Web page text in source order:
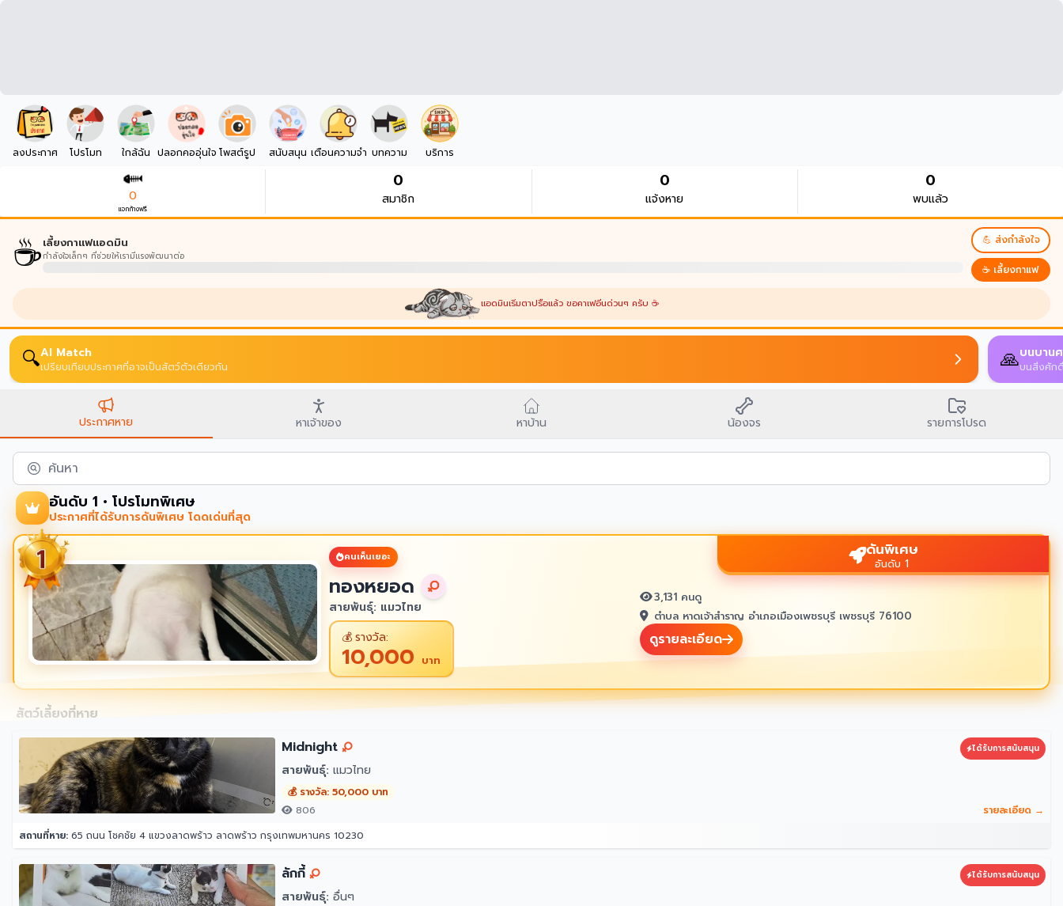
ลงประกาศ โปรโมท ใกล้ฉัน ปลอกคออุ่นใจ โพสต์รูป สนับสนุน เตือนความจำ บทความ บริการ
0
แจกก้างฟรี
0
สมาชิก
0
แจ้งหาย
0
พบแล้ว
☕เลี้ยงกาแฟแอดมิน
กำลังใจเล็กๆ ที่ช่วยให้เรามีแรงพัฒนาต่อ
💪 ส่งกำลังใจ
☕ เลี้ยงกาแฟ
แอดมินเริ่มตาปรือแล้ว ขอคาเฟอีนด่วนๆ ครับ ☕
🙏บนสิ่งศักดิ์สิทธิ์ขอพร
ประกาศหาย หาเจ้าของ หาบ้าน น้องจร รายการโปรด
ค้นหา
อันดับ 1 • โปรโมทพิเศษ
ประกาศที่ได้รับการดันพิเศษ โดดเด่นที่สุด
คนเห็นเยอะ
ทองหยอด
สายพันธุ์: แมวไทย
💰 รางวัล:
10,000 บาท
ดันพิเศษ
อันดับ 1
3,131 คนดู
ตำบล หาดเจ้าสำราญ อำเภอเมืองเพชรบุรี เพชรบุรี 76100
ดูรายละเอียด
สัตว์เลี้ยงที่หาย
Midnight
ได้รับการสนับสนุน
สายพันธุ์: แมวไทย
💰 รางวัล: 50,000 บาท
806
รายละเอียด →
สถานที่หาย: 65 ถนน โชคชัย 4 แขวงลาดพร้าว ลาดพร้าว กรุงเทพมหานคร 10230
ลักกี้ ได้รับการสนับสนุน
สายพันธุ์: อื่นๆ